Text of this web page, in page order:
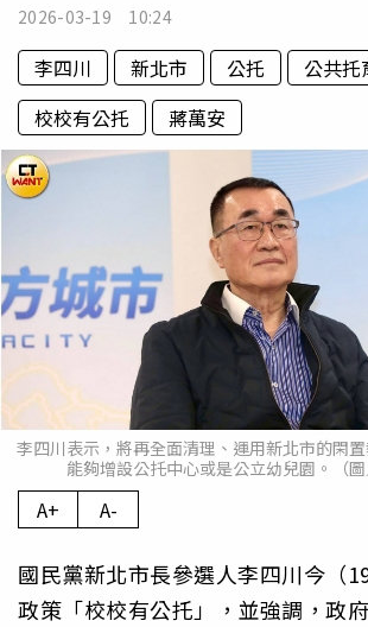
2026-03-19 10:24
李四川 新北市 公托
公共托
校校有公托
蔣萬安
李四川表示，將再全面清理、運用新北市的閑
能夠增設公托中心或是公立幼兒園。（圖
A+ A-
國民黨新北市長參選人李四川今（
政策「校校有公托」，並強調，政